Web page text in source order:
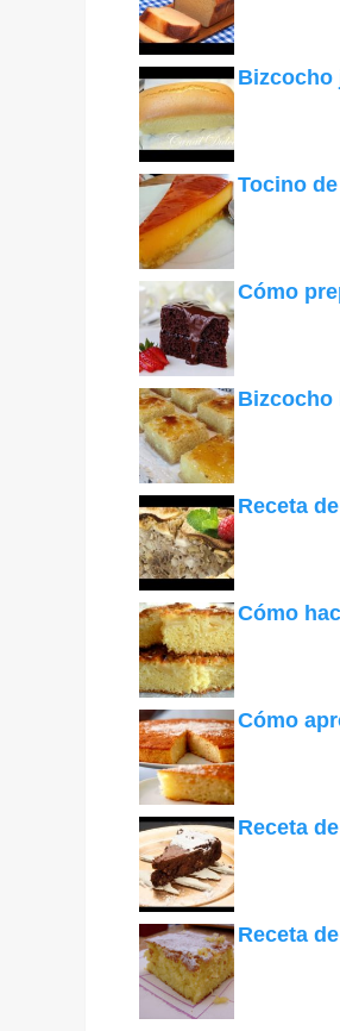
Bizcocho
Tocino
Cómo
Bizcocho
Receta
Cómo
Cómo
Receta
Receta